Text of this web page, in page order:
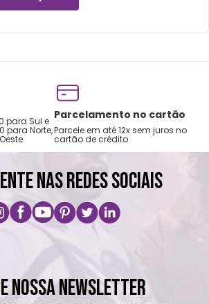
esponja macia e sabão
colocar no freezer.
louças, nem ao micro-
químicos e abrasivos.
para Sul e
para Norte,
Parcelamento no cartão
Parcele em até 12x sem juros no
cartão de crédito
NAS REDES SOCIAIS
NOSSA NEWSLETTER